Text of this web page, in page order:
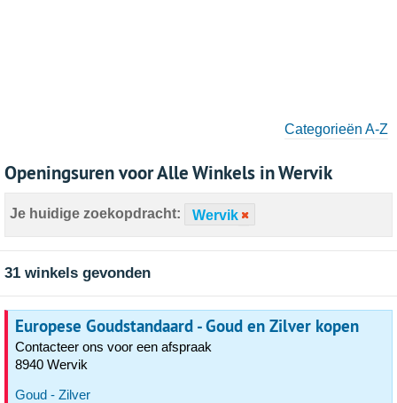
Categorieën A-Z
Openingsuren voor Alle Winkels in Wervik
Je huidige zoekopdracht: Wervik
31 winkels gevonden
Europese Goudstandaard - Goud en Zilver kopen
Contacteer ons voor een afspraak
8940 Wervik
Goud - Zilver